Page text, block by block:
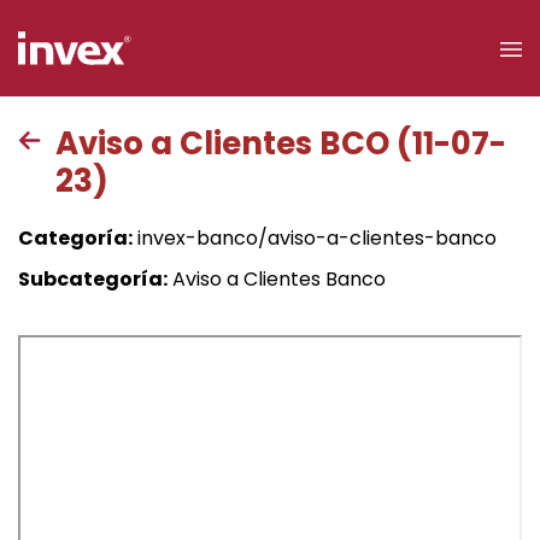
Buscar
Aviso a Clientes BCO (11-07-
23)
Categoría:invex-banco/aviso-a-clientes-banco
Subcategoría:Aviso a Clientes Banco